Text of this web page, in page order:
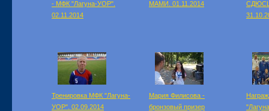
- МФК "Лагуна-УОР".
02.11.2014
МАМИ. 01.11.2014
Тренировка МФК "Лагуна-
УОР". 02.09.2014
Мария Филисова -
бронзовый призер